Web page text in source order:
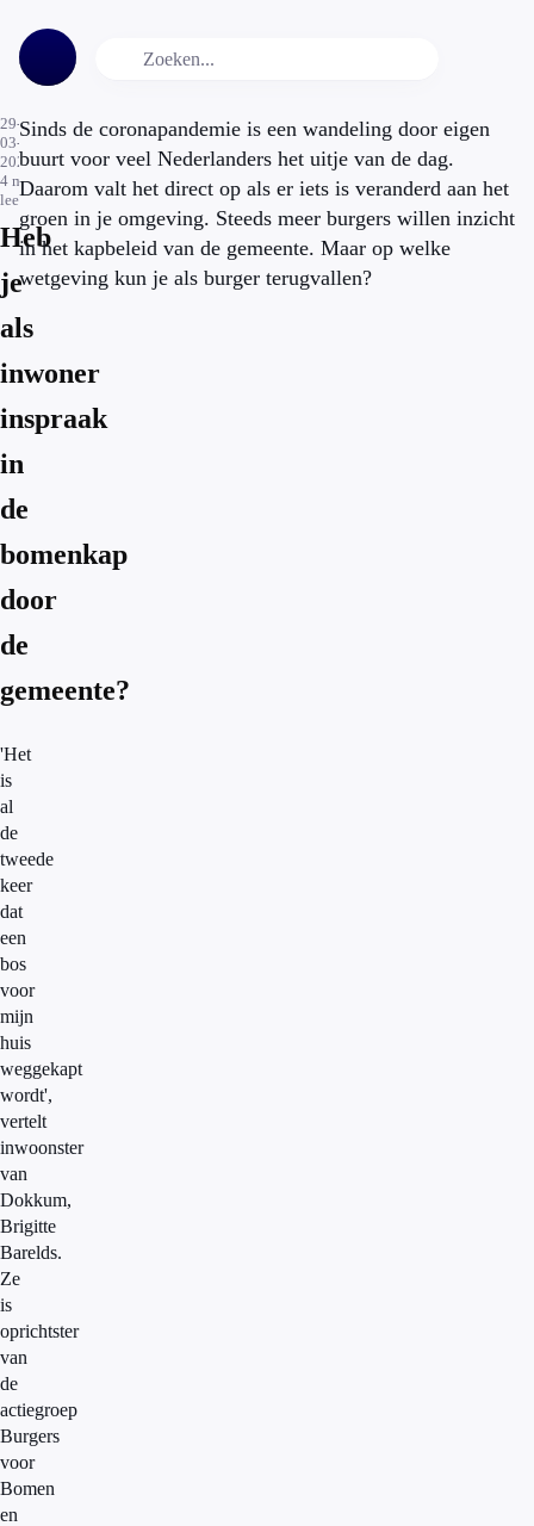
29-
03-
2021
4 min.
leestijd
Heb
je
als
inwoner
inspraak
in
de
bomenkap
door
de
gemeente?
Sinds de coronapandemie is een wandeling door eigen
buurt voor veel Nederlanders het uitje van de dag.
Daarom valt het direct op als er iets is veranderd aan het
groen in je omgeving. Steeds meer burgers willen inzicht
in het kapbeleid van de gemeente. Maar op welke
wetgeving kun je als burger terugvallen?
'Het
is
al
de
tweede
keer
dat
een
bos
voor
mijn
huis
weggekapt
wordt',
vertelt
inwoonster
van
Dokkum,
Brigitte
Barelds.
Ze
is
oprichtster
van
de
actiegroep
Burgers
voor
Bomen
en